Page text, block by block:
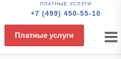
ПЛАТНЫЕ УСЛУГИ
+7 (499) 450-55-10
Платные услуги